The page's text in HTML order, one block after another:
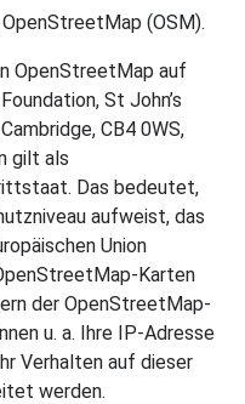
(OSM).
OpenStreetMap auf
St John’s
CB4 0WS,
gilt als
Das bedeutet,
aufweist, das
Union
Karten
der OpenStreetMap-
u. a. Ihre IP-Adresse
Verhalten auf dieser
werden.